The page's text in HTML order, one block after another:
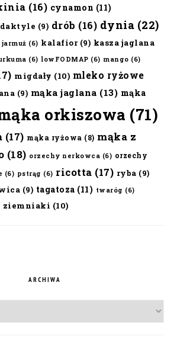
(16) cynamon (11)
daktyle (9) drób (16) dynia (22)
jarmuż (6) kalafior(9) kasza jaglana
(6) lowFODMAP (6) mango (6)
migdały (10) mleko ryżowe
(9) mąka jaglana (13) mąka
orkiszowa (71)
(17) mąka ryżowa (8) mąka z
(18) orzechy nerkowca (6) orzechy
(6) pstrąg (6) ricotta (17) ryba (9)
(9) tagatoza (11) twaróg (6)
ziemniaki (10)
ARCHIWA